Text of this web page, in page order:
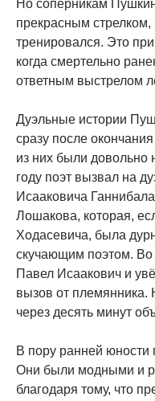
Но соперникам
прекрасным стрелком,
тренировался. Это
когда смертельно
ответным выстрелом
Дуэльные истории
сразу после
из них были довольно
году поэт вызвал на
Исааковича
Лошакова, которая,
Ходасевича, была
скучающим поэтом. Во
Павел Исаакович и
вызов от племянника.
через десять минут
В пору ранней юности
Они были модными и
благодаря тому, что